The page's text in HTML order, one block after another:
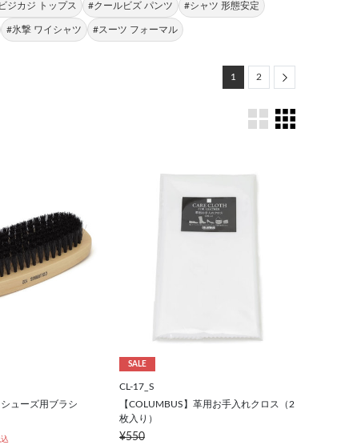
ジカジ トップス #クールビズ パンツ #シャツ 形態安定
#氷撃 ワイシャツ #スーツ フォーマル
1 2 Next
ューズ用ブラシ
SALE
CL-17_S
【COLUMBUS】革用お手入れクロス（2
枚入り）
¥550